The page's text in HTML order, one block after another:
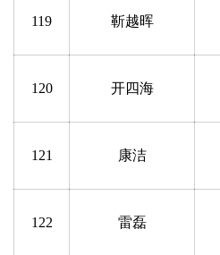
119 靳越晖
120 开四海
121 康洁
122 雷磊